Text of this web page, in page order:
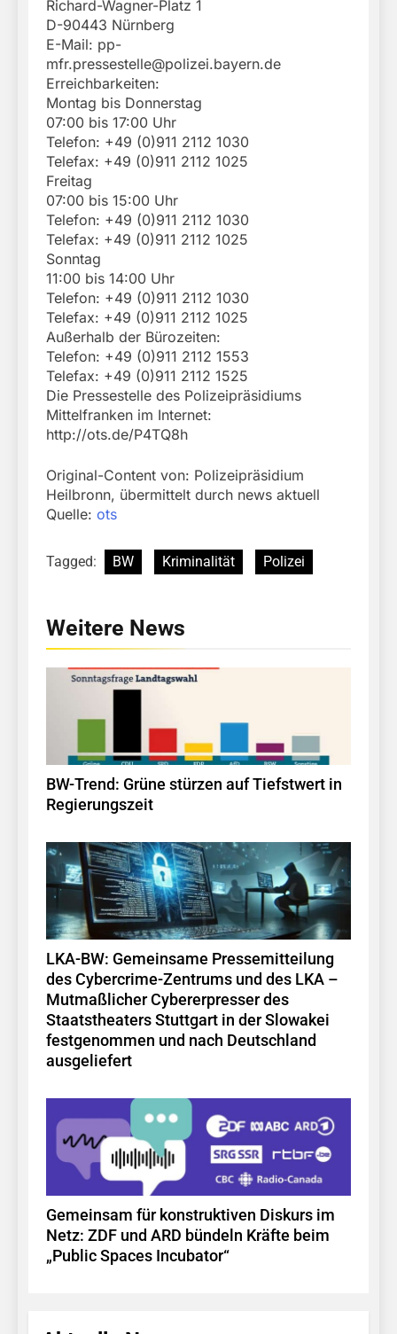
Richard-Wagner-Platz 1
D-90443 Nürnberg
E-Mail: pp-
mfr.pressestelle@polizei.bayern.de
Erreichbarkeiten:
Montag bis Donnerstag
07:00 bis 17:00 Uhr
Telefon: +49 (0)911 2112 1030
Telefax: +49 (0)911 2112 1025
Freitag
07:00 bis 15:00 Uhr
Telefon: +49 (0)911 2112 1030
Telefax: +49 (0)911 2112 1025
Sonntag
11:00 bis 14:00 Uhr
Telefon: +49 (0)911 2112 1030
Telefax: +49 (0)911 2112 1025
Außerhalb der Bürozeiten:
Telefon: +49 (0)911 2112 1553
Telefax: +49 (0)911 2112 1525
Die Pressestelle des Polizeipräsidiums
Mittelfranken im Internet:
http://ots.de/P4TQ8h
Original-Content von: Polizeipräsidium
Heilbronn, übermittelt durch news aktuell
Quelle: ots
Tagged: BW Kriminalität Polizei
Weitere News
BW-Trend: Grüne stürzen auf Tiefstwert in
Regierungszeit
LKA-BW: Gemeinsame Pressemitteilung
des Cybercrime-Zentrums und des LKA –
Mutmaßlicher Cybererpresser des
Staatstheaters Stuttgart in der Slowakei
festgenommen und nach Deutschland
ausgeliefert
Gemeinsam für konstruktiven Diskurs im
Netz: ZDF und ARD bündeln Kräfte beim
„Public Spaces Incubator“